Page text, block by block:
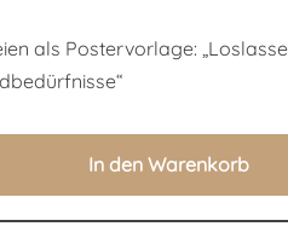
als Postervorlage:
In den Warenkorb